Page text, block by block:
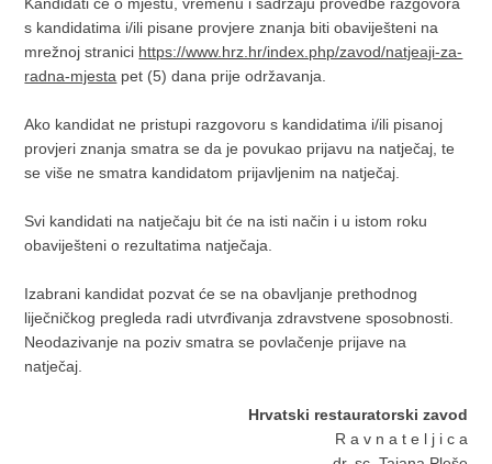
s kandidatima i/ili pisane provjere znanja biti obaviješteni na
mrežnoj stranici https://www.hrz.hr/index.php/zavod/natjeaji-za-
radna-mjesta pet (5) dana prije održavanja.
Ako kandidat ne pristupi razgovoru s kandidatima i/ili pisanoj
provjeri znanja smatra se da je povukao prijavu na natječaj, te
se više ne smatra kandidatom prijavljenim na natječaj.
Svi kandidati na natječaju bit će na isti način i u istom roku
obaviješteni o rezultatima natječaja.
Izabrani kandidat pozvat će se na obavljanje prethodnog
liječničkog pregleda radi utvrđivanja zdravstvene sposobnosti.
Neodazivanje na poziv smatra se povlačenje prijave na
natječaj.
Hrvatski restauratorski zavod
R a v n a t e l j i c a